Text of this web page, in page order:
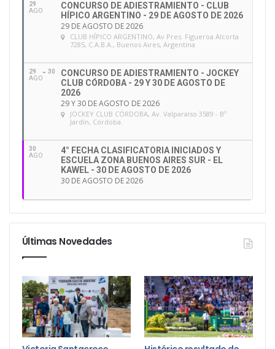
29
AGO
CONCURSO DE ADIESTRAMIENTO - CLUB
HÍPICO ARGENTINO - 29 DE AGOSTO DE 2026
29 DE AGOSTO DE 2026
CLUB HÍPICO ARGENTINO, Av Pres. Figueroa Alcorta
7285, C.A.B.A., Buenos Aires, Argentina
29
AGO
30
CONCURSO DE ADIESTRAMIENTO - JOCKEY
CLUB CÓRDOBA - 29 Y 30 DE AGOSTO DE
2026
29 Y 30 DE AGOSTO DE 2026
JOCKEY CLUB CÓRDOBA, Av. Valparaíso 3589 - Bº
Jardín, Córdoba.
30
AGO
4° FECHA CLASIFICATORIA INICIADOS Y
ESCUELA ZONA BUENOS AIRES SUR - EL
KAWEL - 30 DE AGOSTO DE 2026
30 DE AGOSTO DE 2026
Últimas Novedades